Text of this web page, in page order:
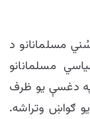
مسلمانانو د
مسلمانانو
دغسې یو ظرف
ګواښ وتراشه.